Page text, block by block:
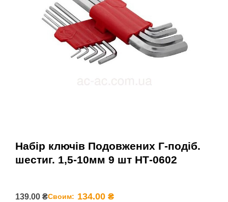
Набір ключів Подовжених Г-подіб.
шестиг. 1,5-10мм 9 шт НТ-0602
139.00 ₴Своим: 134.00 ₴